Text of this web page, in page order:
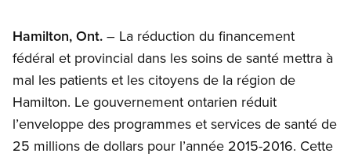
Hamilton, Ont. – La réduction du financement
fédéral et provincial dans les soins de santé mettra à
mal les patients et les citoyens de la région de
Hamilton. Le gouvernement ontarien réduit
l’enveloppe des programmes et services de santé de
25 millions de dollars pour l’année 2015-2016. Cette